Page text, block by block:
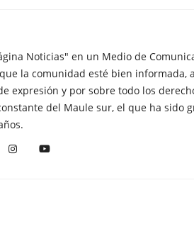
Noticias" en un Medio de
la comunidad esté bien informada,
expresión y por sobre todo los
del Maule sur, el que ha sido